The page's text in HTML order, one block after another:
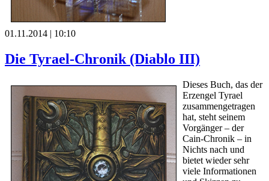
01.11.2014 | 10:10
Die Tyrael-Chronik (Diablo III)
Dieses Buch, das der
Erzengel Tyrael
zusammengetragen
hat, steht seinem
Vorgänger – der
Cain-Chronik – in
Nichts nach und
bietet wieder sehr
viele Informationen